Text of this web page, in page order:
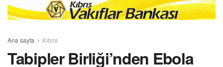
Ana sayfa Kıbrıs
Tabipler Birliği’nden Ebola